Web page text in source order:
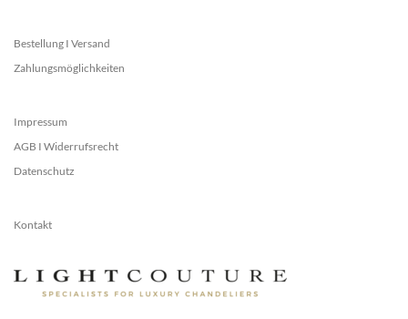
Bestellung I Versand
Zahlungsmöglichkeiten
Impressum
AGB I Widerrufsrecht
Datenschutz
Kontakt